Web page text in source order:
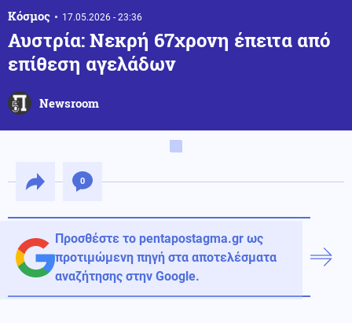
Κόσμος 17.05.2026 - 23:36
Αυστρία: Νεκρή 67χρονη έπειτα από
επίθεση αγελάδων
Newsroom
0
Προσθέστε το pentapostagma.gr ως
προτιμώμενη πηγή στα αποτελέσματα
αναζήτησης στην Google.